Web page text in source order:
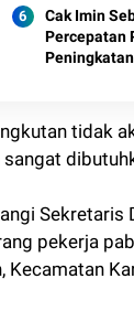
Cak Imin
Percepatan
tidak
Sekretaris
pekerja